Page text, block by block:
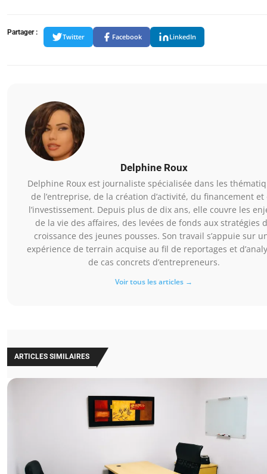
Partager :
Twitter Facebook LinkedIn
Delphine Roux
Delphine Roux est journaliste spécialisée dans les
de l’entreprise, de la création d’activité, du financement et
l’investissement. Depuis plus de dix ans, elle couvre les
de la vie des affaires, des levées de fonds aux stratégies
croissance des jeunes pousses. Son travail s’appuie sur
expérience de terrain acquise au fil de reportages et
de cas concrets d’entrepreneurs.
Voir tous les articles →
ARTICLES SIMILAIRES